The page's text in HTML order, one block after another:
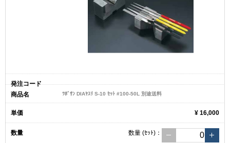
ﾂﾎﾞｻﾝ DIAﾔｽﾘ S-10 ｾｯﾄ #100-50L 別途送料
¥ 16,000
数量 (ｾｯﾄ) ：